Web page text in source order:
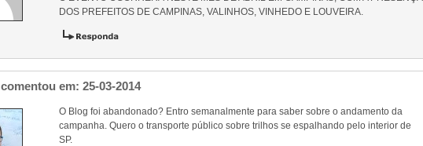
DOS PREFEITOS DE CAMPINAS, VALINHOS, VINHEDO E LOUVEIRA.
comentou em: 25-03-2014
O Blog foi abandonado? Entro semanalmente para saber sobre o andamento da
campanha. Quero o transporte público sobre trilhos se espalhando pelo interior de
SP.